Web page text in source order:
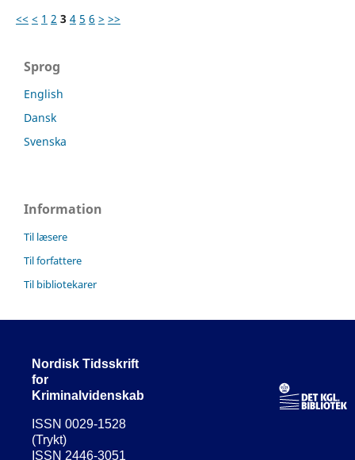
<< < 1 2 3 4 5 6 > >>
Sprog
English
Dansk
Svenska
Information
Til læsere
Til forfattere
Til bibliotekarer
Nordisk Tidsskrift
for
Kriminalvidenskab
ISSN 0029-1528
(Trykt)
ISSN 2446-3051